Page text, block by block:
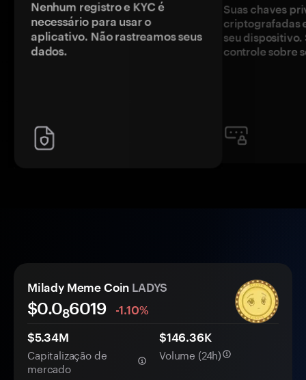
Nenhum registro e KYC é
necessário para usar o
aplicativo. Não rastreamos seus
dados.
Suas chaves
criptografadas
seu dispositivo.
controle sobre
Milady Meme Coin LADYS
$0.086019
-1.10%
$5.34M
Capitalização de
mercado
$146.36K
Volume (24h)